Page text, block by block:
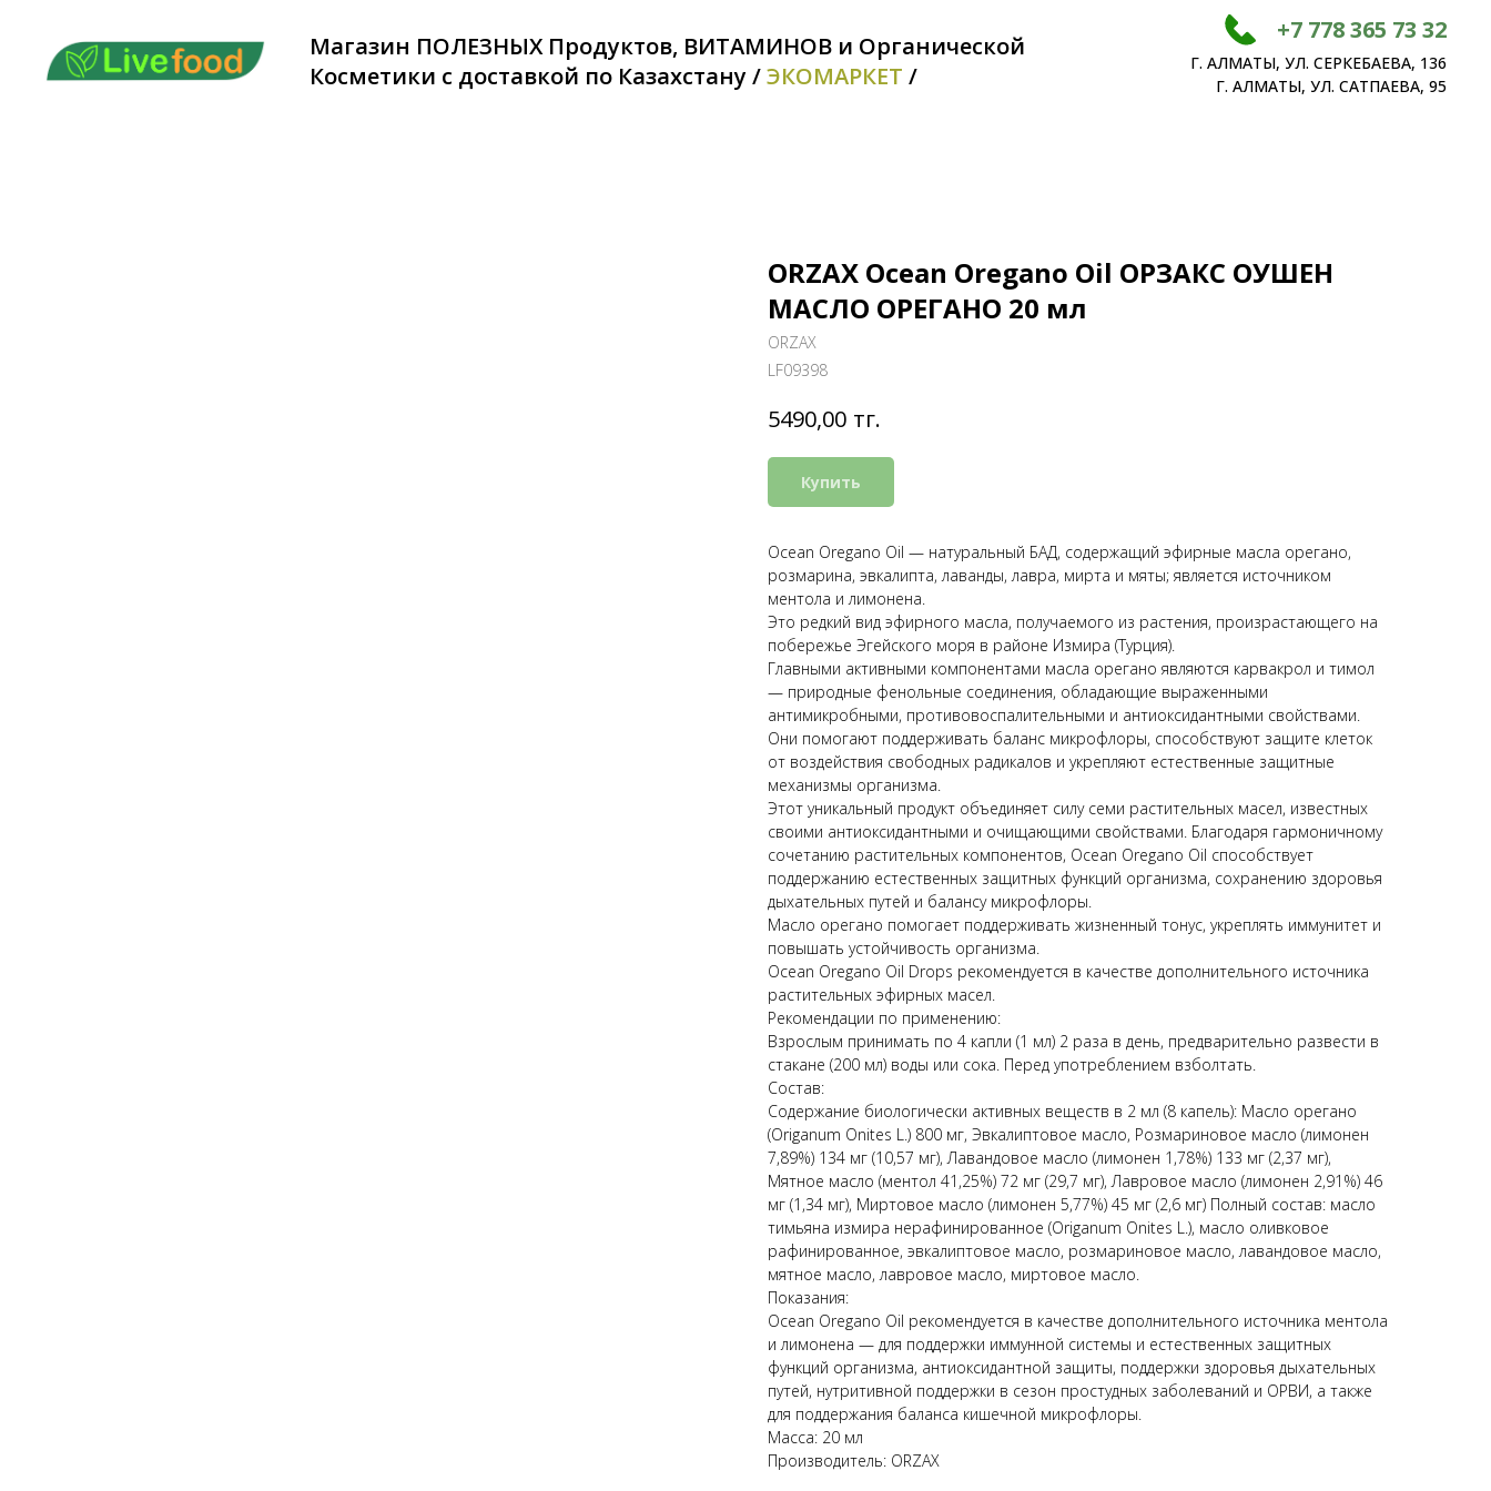
Магазин ПОЛЕЗНЫХ Продуктов, ВИТАМИНОВ и Органической
Косметики с доставкой по Казахстану /ЭКОМАРКЕТ /
+7 778 365 73 32
Г. АЛМАТЫ, УЛ. СЕРКЕБАЕВА, 136
Г. АЛМАТЫ, УЛ. САТПАЕВА, 95
ORZAX Ocean Oregano Oil ОРЗАКС ОУШЕН
МАСЛО ОРЕГАНО 20 мл
ORZAX
LF09398
5490,00 тг.
Купить
Ocean Oregano Oil — натуральный БАД, содержащий эфирные масла орегано,
розмарина, эвкалипта, лаванды, лавра, мирта и мяты; является источником
ментола и лимонена.
Это редкий вид эфирного масла, получаемого из растения, произрастающего на
побережье Эгейского моря в районе Измира (Турция).
Главными активными компонентами масла орегано являются карвакрол и тимол
— природные фенольные соединения, обладающие выраженными
антимикробными, противовоспалительными и антиоксидантными свойствами.
Они помогают поддерживать баланс микрофлоры, способствуют защите клеток
от воздействия свободных радикалов и укрепляют естественные защитные
механизмы организма.
Этот уникальный продукт объединяет силу семи растительных масел, известных
своими антиоксидантными и очищающими свойствами. Благодаря гармоничному
сочетанию растительных компонентов, Ocean Oregano Oil способствует
поддержанию естественных защитных функций организма, сохранению здоровья
дыхательных путей и балансу микрофлоры.
Масло орегано помогает поддерживать жизненный тонус, укреплять иммунитет и
повышать устойчивость организма.
Ocean Oregano Oil Drops рекомендуется в качестве дополнительного источника
растительных эфирных масел.
Рекомендации по применению:
Взрослым принимать по 4 капли (1 мл) 2 раза в день, предварительно развести в
стакане (200 мл) воды или сока. Перед употреблением взболтать.
Состав:
Содержание биологически активных веществ в 2 мл (8 капель): Масло орегано
(Origanum Onites L.) 800 мг, Эвкалиптовое масло, Розмариновое масло (лимонен
7,89%) 134 мг (10,57 мг), Лавандовое масло (лимонен 1,78%) 133 мг (2,37 мг),
Мятное масло (ментол 41,25%) 72 мг (29,7 мг), Лавровое масло (лимонен 2,91%) 46
мг (1,34 мг), Миртовое масло (лимонен 5,77%) 45 мг (2,6 мг) Полный состав: масло
тимьяна измира нерафинированное (Origanum Onites L.), масло оливковое
рафинированное, эвкалиптовое масло, розмариновое масло, лавандовое масло,
мятное масло, лавровое масло, миртовое масло.
Показания:
Ocean Oregano Oil рекомендуется в качестве дополнительного источника ментола
и лимонена — для поддержки иммунной системы и естественных защитных
функций организма, антиоксидантной защиты, поддержки здоровья дыхательных
путей, нутритивной поддержки в сезон простудных заболеваний и ОРВИ, а также
для поддержания баланса кишечной микрофлоры.
Масса: 20 мл
Производитель: ORZAX